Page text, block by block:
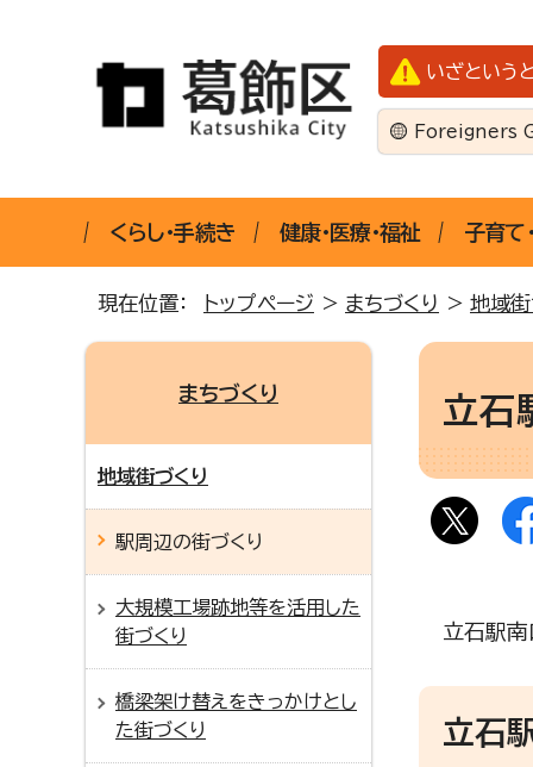
いざという
Foreigners
くらし・手続き 健康・医療・福祉 子育て
現在位置： トップページ > まちづくり > 地域街
立石
立石駅南
立石
まちづくり
地域街づくり
駅周辺の街づくり
大規模工場跡地等を活用した
街づくり
橋梁架け替えをきっかけとし
た街づくり